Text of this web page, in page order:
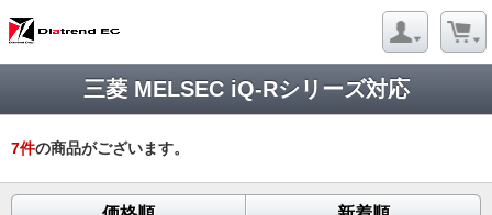
三菱 MELSEC iQ-Rシリーズ対応
7件の商品がございます。